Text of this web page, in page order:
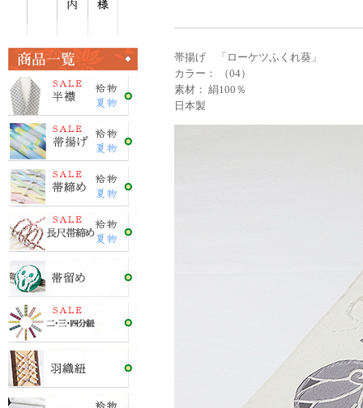
帯揚げ 「ローケツふくれ葵」
カラー： （04）
素材： 絹100％
日本製